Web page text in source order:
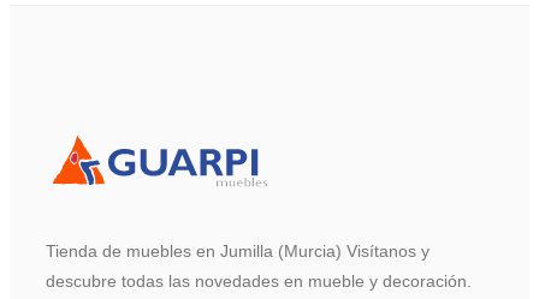
Tienda de muebles en Jumilla (Murcia) Visítanos y
descubre todas las novedades en mueble y decoración.